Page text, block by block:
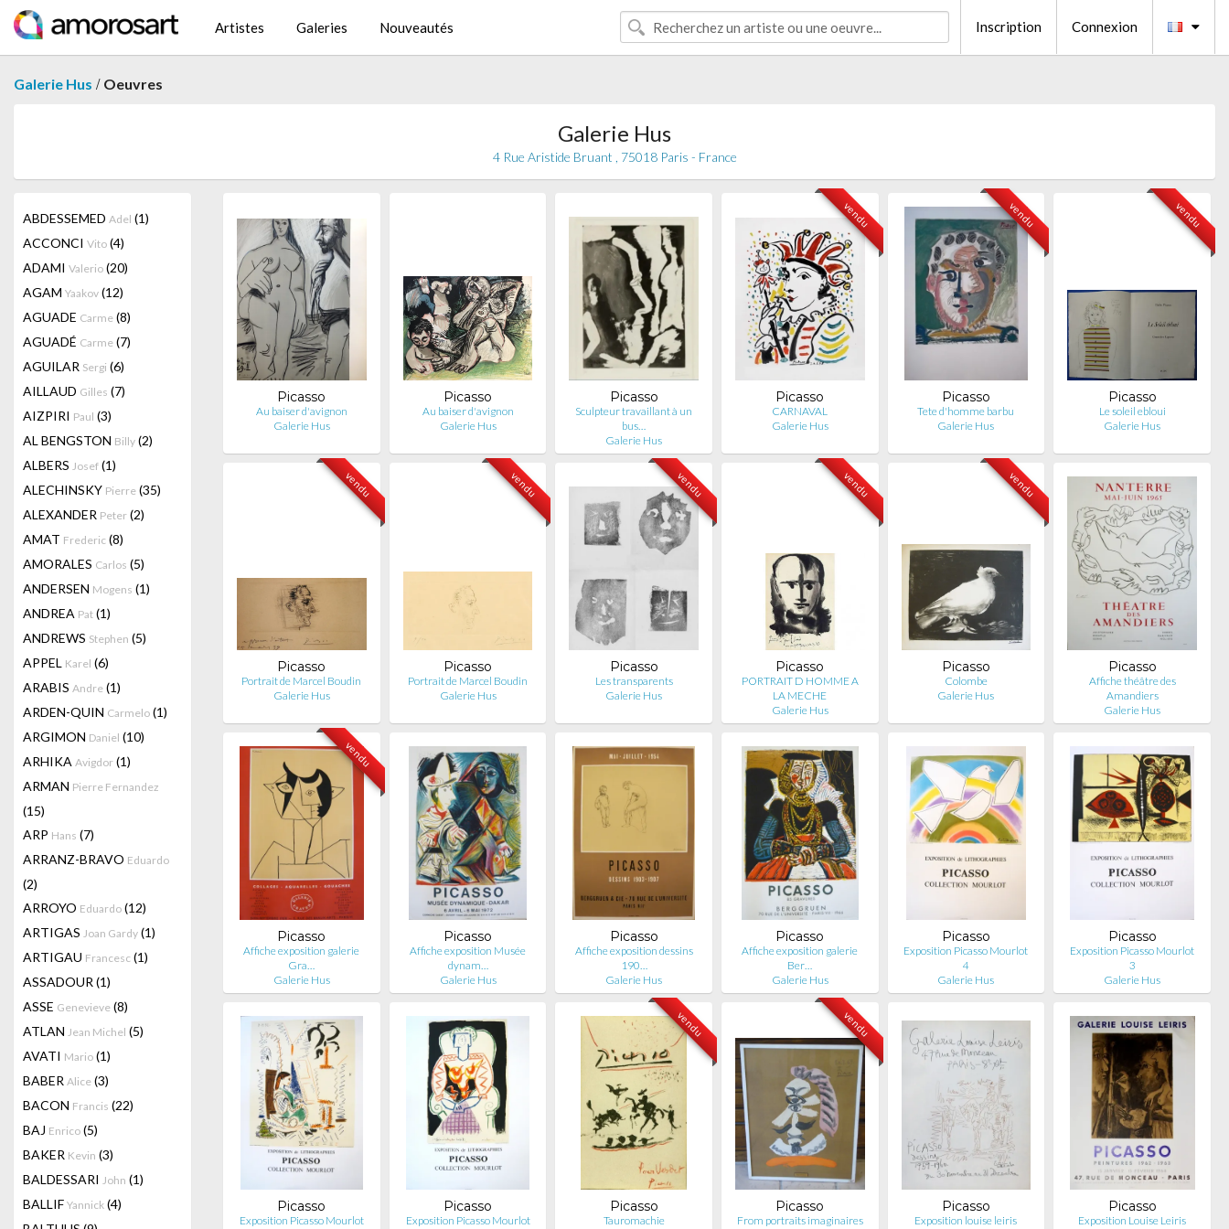
Artistes Galeries Nouveautés Inscription Connexion
Galerie Hus / Oeuvres
Galerie Hus
4 Rue Aristide Bruant , 75018 Paris - France
ABDESSEMED Adel (1)
ACCONCI Vito (4)
ADAMI Valerio (20)
AGAM Yaakov (12)
AGUADE Carme (8)
AGUADÉ Carme (7)
AGUILAR Sergi (6)
AILLAUD Gilles (7)
AIZPIRI Paul (3)
AL BENGSTON Billy (2)
ALBERS Josef (1)
ALECHINSKY Pierre (35)
ALEXANDER Peter (2)
AMAT Frederic (8)
AMORALES Carlos (5)
ANDERSEN Mogens (1)
ANDREA Pat (1)
ANDREWS Stephen (5)
APPEL Karel (6)
ARABIS Andre (1)
ARDEN-QUIN Carmelo (1)
ARGIMON Daniel (10)
ARHIKA Avigdor (1)
ARMAN Pierre Fernandez
(15)
ARP Hans (7)
ARRANZ-BRAVO Eduardo
(2)
ARROYO Eduardo (12)
ARTIGAS Joan Gardy (1)
ARTIGAU Francesc (1)
ASSADOUR (1)
ASSE Genevieve (8)
ATLAN Jean Michel (5)
AVATI Mario (1)
BABER Alice (3)
BACON Francis (22)
BAJ Enrico (5)
BAKER Kevin (3)
BALDESSARI John (1)
BALLIF Yannick (4)
Picasso
Au baiser d'avignon
Galerie Hus
Picasso
Au baiser d'avignon
Galerie Hus
Picasso
Sculpteur travaillant à un
bus…
Galerie Hus
vendu
Picasso
CARNAVAL
Galerie Hus
vendu
Picasso
Tete d'homme barbu
Galerie Hus
vendu
Picasso
Le soleil ebloui
Galerie Hus
vendu
Picasso
Portrait de Marcel Boudin
Galerie Hus
vendu
Picasso
Portrait de Marcel Boudin
Galerie Hus
vendu
Picasso
Les transparents
Galerie Hus
vendu
Picasso
PORTRAIT D HOMME A
LA MECHE
Galerie Hus
vendu
Picasso
Colombe
Galerie Hus
Picasso
Affiche théâtre des
Amandiers
Galerie Hus
vendu
Picasso
Affiche exposition galerie
Gra…
Galerie Hus
Picasso
Affiche exposition Musée
dynam…
Galerie Hus
Picasso
Affiche exposition dessins
190…
Galerie Hus
Picasso
Affiche exposition galerie
Ber…
Galerie Hus
Picasso
Exposition Picasso Mourlot
4
Galerie Hus
Picasso
Exposition Picasso Mourlot
3
Galerie Hus
Picasso
Exposition Picasso Mourlot
Picasso
Exposition Picasso Mourlot
vendu
Picasso
Tauromachie
vendu
Picasso
From portraits imaginaires
Picasso
Exposition louise leiris
Picasso
Exposition Louise Leiris